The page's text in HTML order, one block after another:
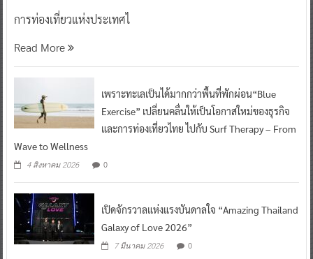
การท่องเที่ยวแห่งประเทศไ
Read More
เพราะทะเลเป็นได้มากกว่าพื้นที่พักผ่อน“Blue
Exercise” เปลี่ยนคลื่นให้เป็นโอกาสใหม่ของธุรกิจ
และการท่องเที่ยวไทย ไปกับ Surf Therapy – From
Wave to Wellness
4 สิงหาคม 2026 0
เปิดจักรวาลแห่งแรงบันดาลใจ “Amazing Thailand
Galaxy of Love 2026”
7 มีนาคม 2026 0